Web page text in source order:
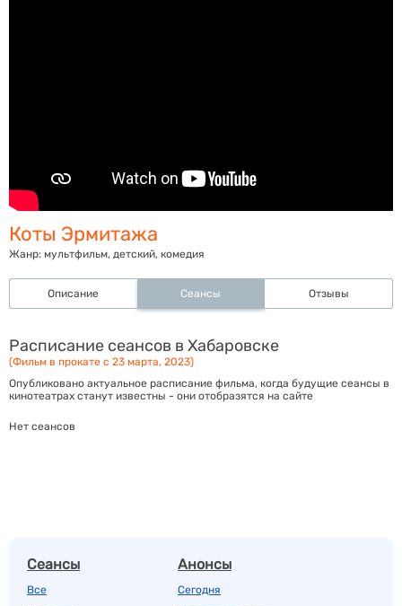
Коты Эрмитажа
Жанр: мультфильм, детский, комедия
Описание Сеансы Отзывы
Расписание сеансов в Хабаровске
(Фильм в прокате с 23 марта, 2023)
Опубликовано актуальное расписание фильма, когда будущие сеансы в
кинотеатрах станут известны - они отобразятся на сайте
Нет сеансов
Сеансы
Все
Анонсы
Сегодня